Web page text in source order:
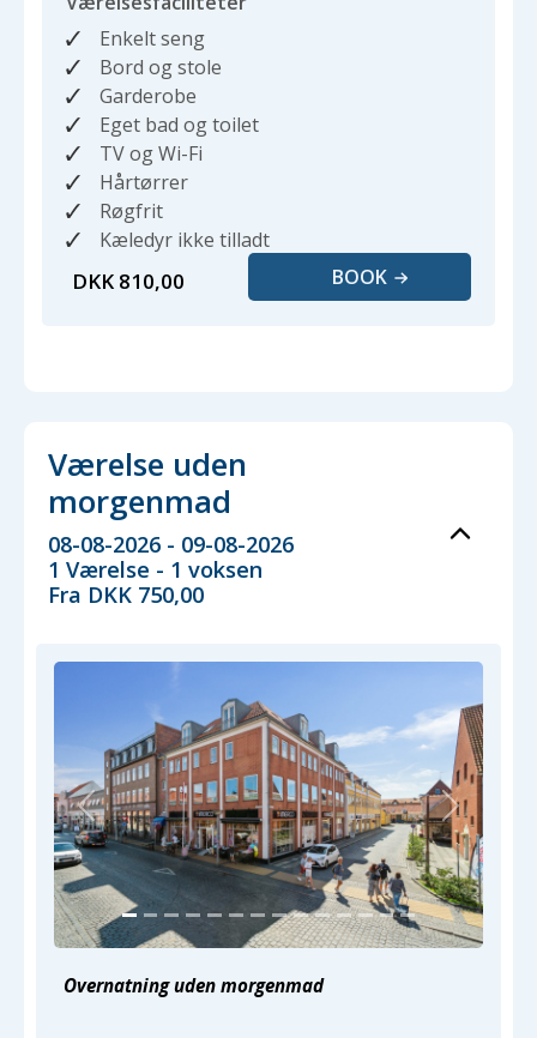
Enkelt seng
Bord og stole
Garderobe
Eget bad og toilet
TV og Wi-Fi
Hårtørrer
Røgfrit
Kæledyr ikke tilladt
DKK 810,00 BOOK
Værelse uden
morgenmad
08-08-2026 - 09-08-2026
1 Værelse - 1 voksen
Fra DKK 750,00
Previous Next
Overnatning uden morgenmad